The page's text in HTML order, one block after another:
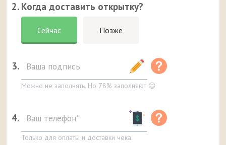
2. Когда доставить открытку?
Сейчас Позже
3.
Можно не заполнять. Но 78% заполняют 😉
4.
Только для оплаты и доставки чека.